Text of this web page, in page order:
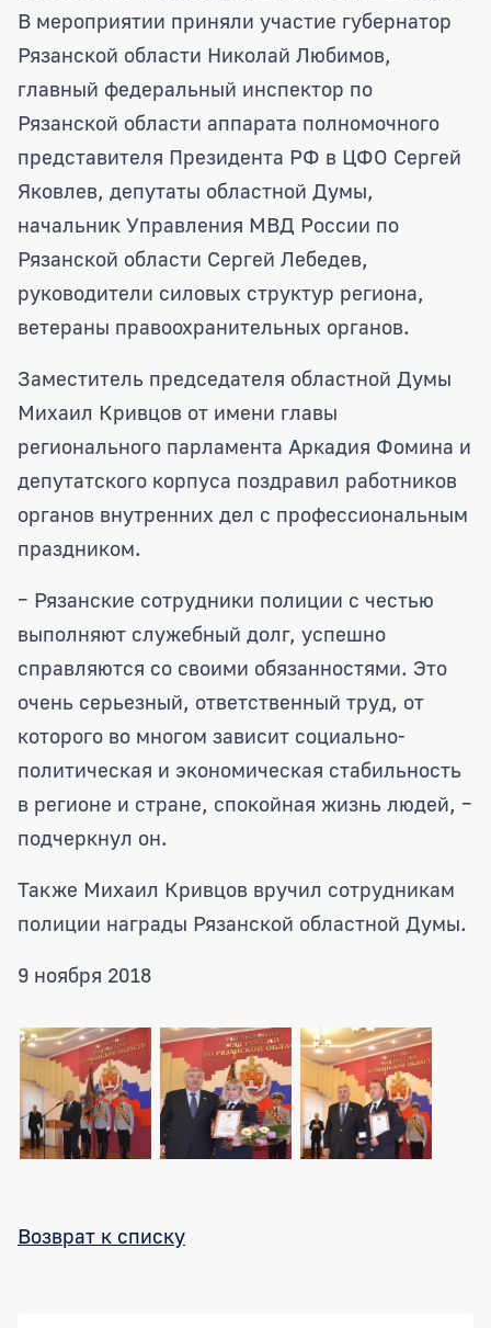
В мероприятии приняли участие губернатор
Рязанской области Николай Любимов,
главный федеральный инспектор по
Рязанской области аппарата полномочного
представителя Президента РФ в ЦФО Сергей
Яковлев, депутаты областной Думы,
начальник Управления МВД России по
Рязанской области Сергей Лебедев,
руководители силовых структур региона,
ветераны правоохранительных органов.
Заместитель председателя областной Думы
Михаил Кривцов от имени главы
регионального парламента Аркадия Фомина и
депутатского корпуса поздравил работников
органов внутренних дел с профессиональным
праздником.
– Рязанские сотрудники полиции с честью
выполняют служебный долг, успешно
справляются со своими обязанностями. Это
очень серьезный, ответственный труд, от
которого во многом зависит социально-
политическая и экономическая стабильность
в регионе и стране, спокойная жизнь людей, –
подчеркнул он.
Также Михаил Кривцов вручил сотрудникам
полиции награды Рязанской областной Думы.
9 ноября 2018
Возврат к списку